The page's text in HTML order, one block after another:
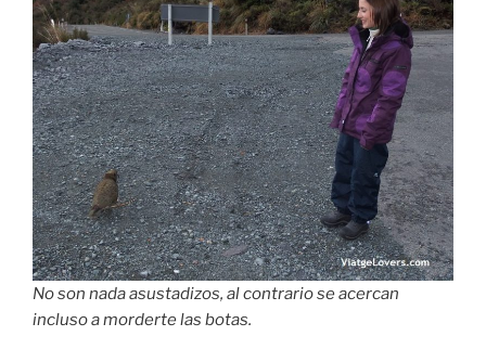
No son nada asustadizos, al contrario se acercan
incluso a morderte las botas.